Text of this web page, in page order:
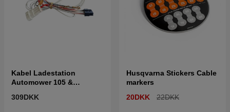
Kabel Ladestation
Automower 105 &
309DKK
Husqvarna Stickers Cable
markers
20DKK
22DKK